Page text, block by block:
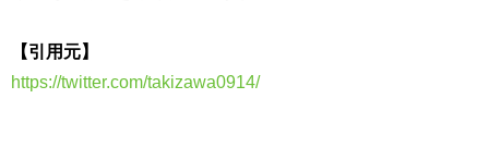
【引用元】
https://twitter.com/takizawa0914/